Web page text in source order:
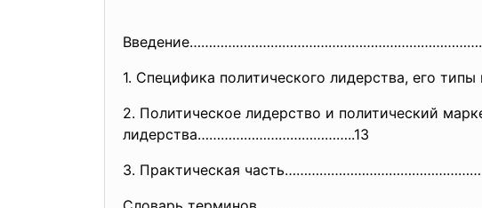
Введение…………………………………………………………
1. Специфика политического лидерства, его
2. Политическое лидерство и политический
лидерства…………………………………..13
3. Практическая часть………………………………